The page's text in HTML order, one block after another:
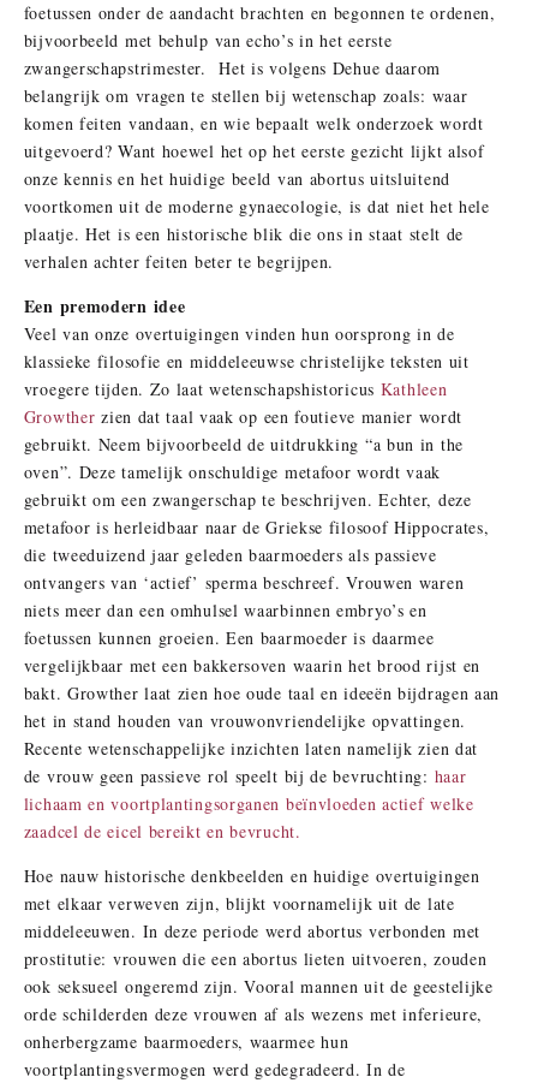
foetussen onder de aandacht brachten en begonnen te ordenen,
bijvoorbeeld met behulp van echo’s in het eerste
zwangerschapstrimester. Het is volgens Dehue daarom
belangrijk om vragen te stellen bij wetenschap zoals: waar
komen feiten vandaan, en wie bepaalt welk onderzoek wordt
uitgevoerd? Want hoewel het op het eerste gezicht lijkt alsof
onze kennis en het huidige beeld van abortus uitsluitend
voortkomen uit de moderne gynaecologie, is dat niet het hele
plaatje. Het is een historische blik die ons in staat stelt de
verhalen achter feiten beter te begrijpen.
Een premodern idee
Veel van onze overtuigingen vinden hun oorsprong in de
klassieke filosofie en middeleeuwse christelijke teksten uit
vroegere tijden. Zo laat wetenschapshistoricus Kathleen
Growther zien dat taal vaak op een foutieve manier wordt
gebruikt. Neem bijvoorbeeld de uitdrukking “a bun in the
oven”. Deze tamelijk onschuldige metafoor wordt vaak
gebruikt om een zwangerschap te beschrijven. Echter, deze
metafoor is herleidbaar naar de Griekse filosoof Hippocrates,
die tweeduizend jaar geleden baarmoeders als passieve
ontvangers van ‘actief’ sperma beschreef. Vrouwen waren
niets meer dan een omhulsel waarbinnen embryo’s en
foetussen kunnen groeien. Een baarmoeder is daarmee
vergelijkbaar met een bakkersoven waarin het brood rijst en
bakt. Growther laat zien hoe oude taal en ideeën bijdragen aan
het in stand houden van vrouwonvriendelijke opvattingen.
Recente wetenschappelijke inzichten laten namelijk zien dat
de vrouw geen passieve rol speelt bij de bevruchting: haar
lichaam en voortplantingsorganen beïnvloeden actief welke
zaadcel de eicel bereikt en bevrucht.
Hoe nauw historische denkbeelden en huidige overtuigingen
met elkaar verweven zijn, blijkt voornamelijk uit de late
middeleeuwen. In deze periode werd abortus verbonden met
prostitutie: vrouwen die een abortus lieten uitvoeren, zouden
ook seksueel ongeremd zijn. Vooral mannen uit de geestelijke
orde schilderden deze vrouwen af als wezens met inferieure,
onherbergzame baarmoeders, waarmee hun
voortplantingsvermogen werd gedegradeerd. In de